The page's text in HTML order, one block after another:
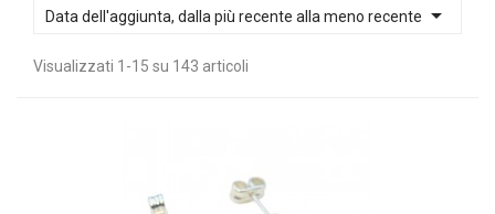
Data dell'aggiunta, dalla più recente alla meno recente 
Visualizzati 1-15 su 143 articoli